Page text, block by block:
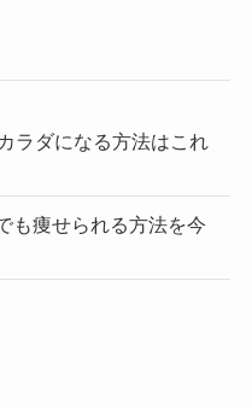
ラダになる方法はこれ
も痩せられる方法を今